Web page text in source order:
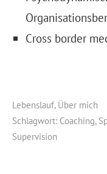
Cross border
Lebenslauf, Über mich
Schlagwort: Coaching,
Supervision